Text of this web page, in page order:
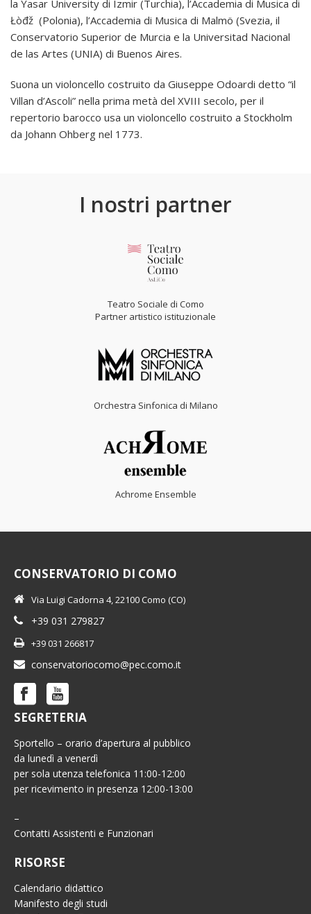
la Yasar University di Izmir (Turchia), l’Accademia di Musica di
Łòđž (Polonia), l’Accademia di Musica di Malmö (Svezia, il
Conservatorio Superior de Murcia e la Universitad Nacional
de las Artes (UNIA) di Buenos Aires.
Suona un violoncello costruito da Giuseppe Odoardi detto “il
Villan d’Ascoli” nella prima metà del XVIII secolo, per il
repertorio barocco usa un violoncello costruito a Stockholm
da Johann Ohberg nel 1773.
I nostri partner
Teatro Sociale di Como
Partner artistico istituzionale
Orchestra Sinfonica di Milano
Achrome Ensemble
CONSERVATORIO DI COMO
Via Luigi Cadorna 4, 22100 Como (CO)
+39 031 279827
+39 031 266817
conservatoriocomo@pec.como.it
SEGRETERIA
Sportello – orario d’apertura al pubblico
da lunedì a venerdì
per sola utenza telefonica 11:00-12:00
per ricevimento in presenza 12:00-13:00
–
Contatti Assistenti e Funzionari
RISORSE
Calendario didattico
Manifesto degli studi